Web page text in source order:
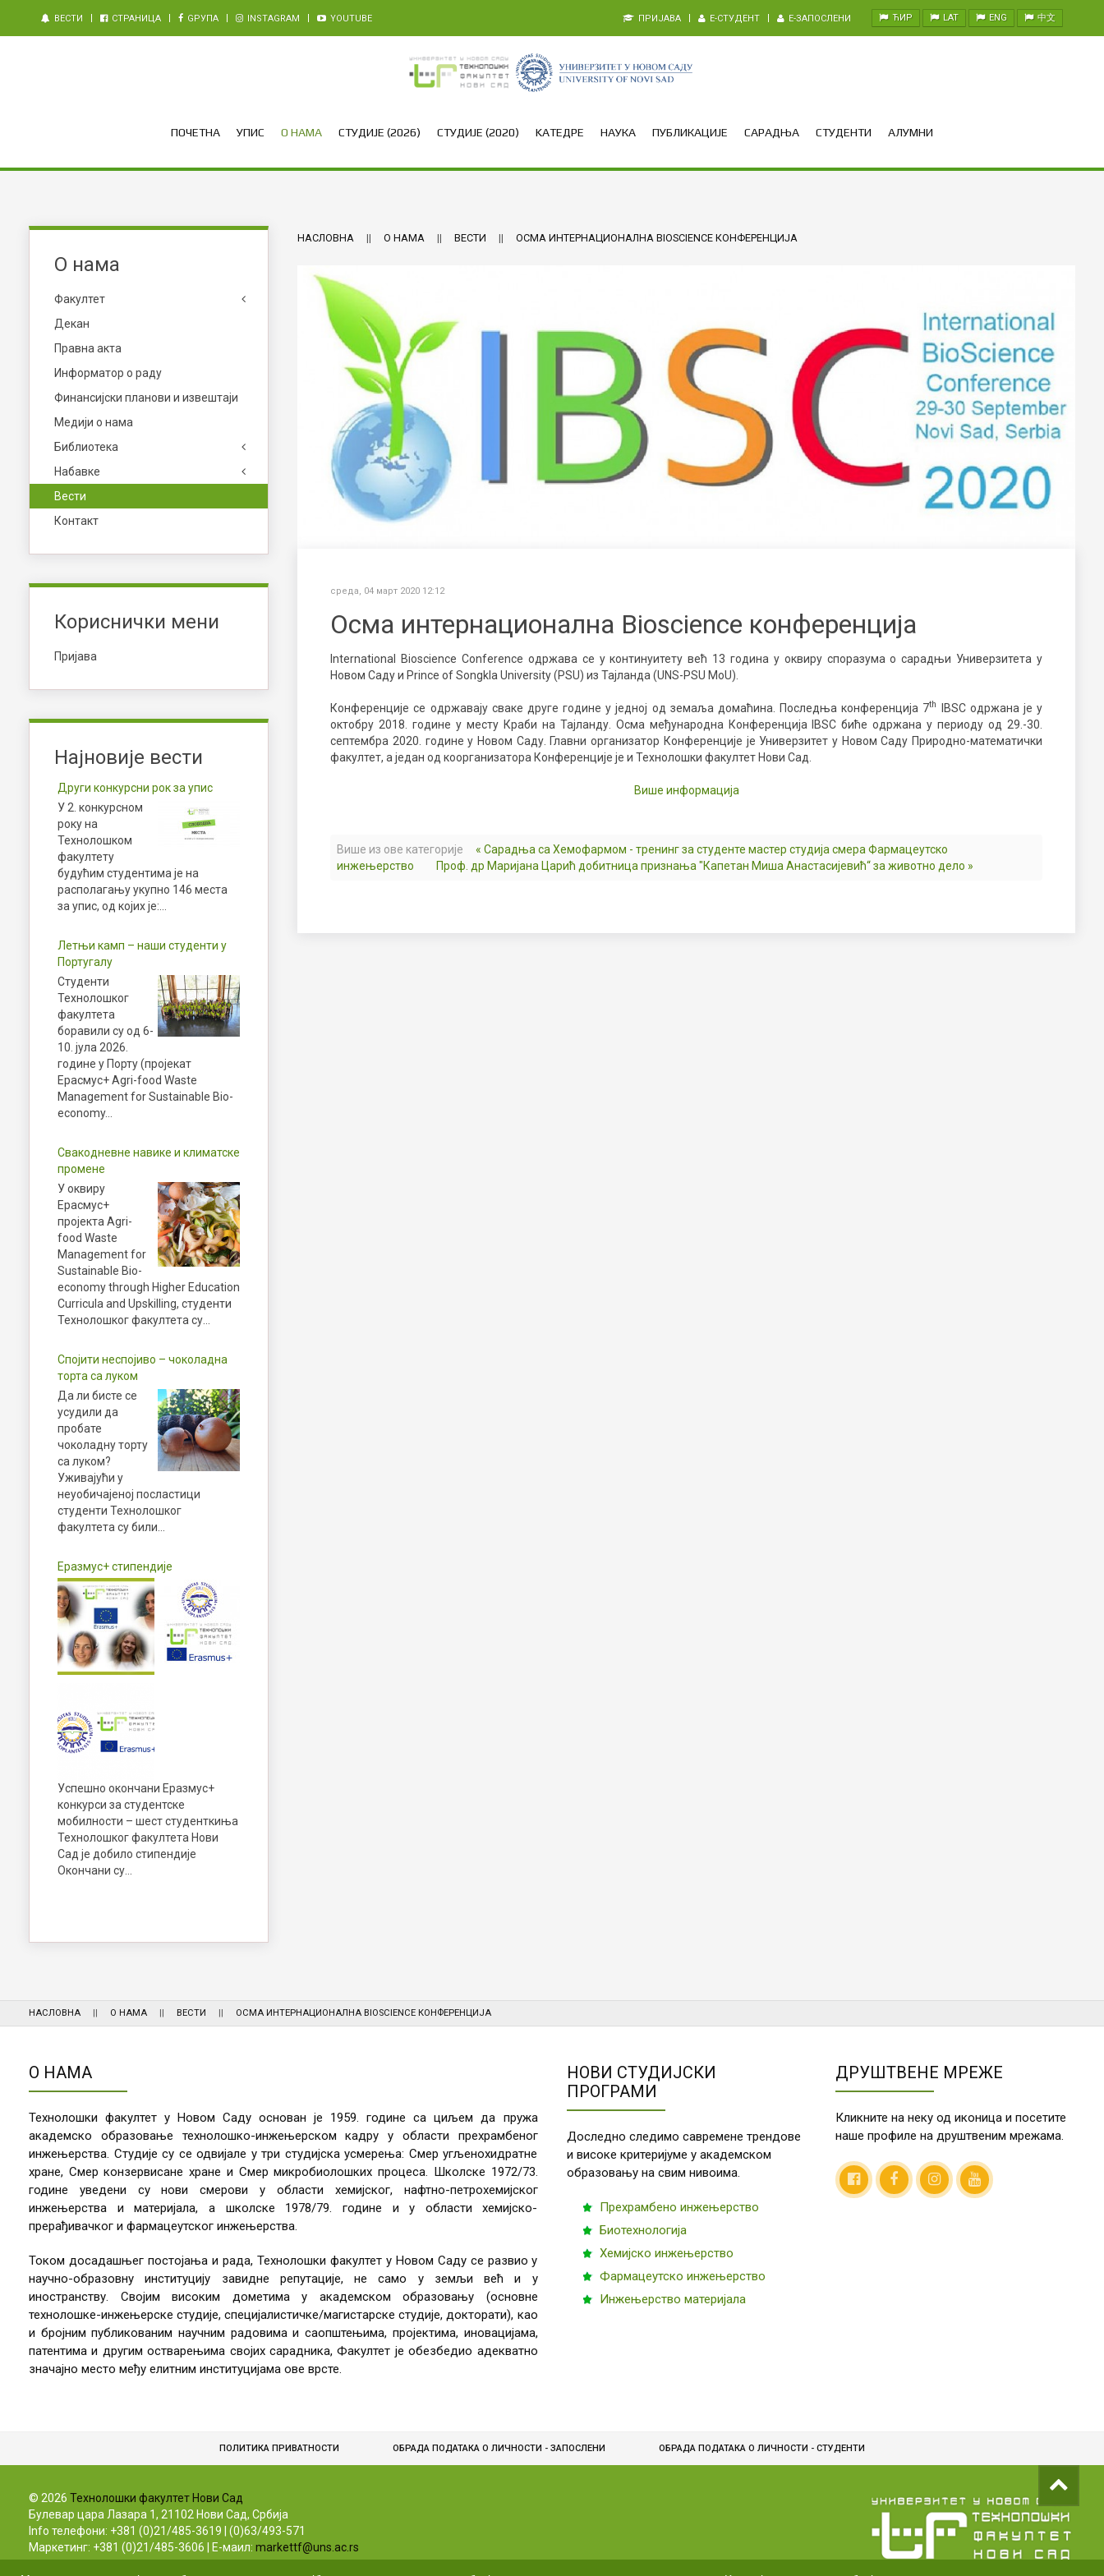
ВЕСТИ СТРАНИЦА GРУПА INSTAGRAM YOUTUBE ЋИР LAT ENG 中文
ПРИЈАВА E-СТУДЕНТ E-ЗАПОСЛЕНИ
ПОЧЕТНА УПИС О НАМА СТУДИЈЕ (2026) СТУДИЈЕ (2020) KАТЕДРЕ НАУКА ПУБЛИКАЦИЈЕ САРАДЊА СТУДЕНТИ АЛУМНИ
НАСЛОВНА О НАМА ВЕСТИ ОСМА ИНТЕРНАЦИОНАЛНА BIOSCIENCE КОНФЕРЕНЦИЈА
среда, 04 март 2020 12:12
Осма интернационална Bioscience конференција
International Bioscience Conference одржава се у континуитету већ 13 година у оквиру споразума о сарадњи Универзитета у
Новом Саду и Prince of Songkla University (PSU) из Тајланда (UNS-PSU MoU).
Конференције се одржавају сваке друге године у једној од земаља домаћина. Последња конференција 7th IBSC одржана је у
октобру 2018. године у месту Краби на Тајланду. Осма међународна Конференција IBSC биће одржана у периоду од 29.-30.
септембра 2020. године у Новом Саду. Главни организатор Конференције је Универзитет у Новом Саду Природно-математички
факултет, а један од коорганизатора Конференције је и Технолошки факултет Нови Сад.
Више информација
Више из ове категорије
« Сарадња са Хемофармом - тренинг за студенте мастер студија смера Фармацеутско
инжењерство
Проф. др Маријана Царић добитница признања "Капетан Миша Анастасијевић“ за животно дело »
О нама
Факултет
Декан
Правна акта
Информатор о раду
Финансијски планови и извештаји
Медији о нама
Библиотека
Набавке
Вести
Контакт
Кориснички мени
Пријава
Најновије вести
Други конкурсни рок за упис
У 2. конкурсном
року на
Технолошком
факултету
будућим студентима је на
располагању укупно 146 места
за упис, од којих је:…
Летњи камп – наши студенти у
Португалу
Студенти
Технолошког
факултета
боравили су од 6-
10. јула 2026.
године у Порту (пројекат
Ерасмус+ Agri-food Waste
Management for Sustainable Bio-
economy…
Свакодневне навике и климатске
промене
У оквиру
Ерасмус+
пројекта Agri-
food Waste
Management for
Sustainable Bio-
economy through Higher Education
Curricula and Upskilling, студенти
Технолошког факултета су…
Спојити неспојиво – чоколадна
торта са луком
Да ли бисте се
усудили да
пробате
чоколадну торту
са луком?
Уживајући у
неуобичајеној посластици
студенти Технолошког
факултета су били…
Еразмус+ стипендије
Успешно окончани Еразмус+
конкурси за студентске
мобилности – шест студенткиња
Технолошког факултета Нови
Сад је добило стипендије
Окончани су…
НАСЛОВНА О НАМА ВЕСТИ ОСМА ИНТЕРНАЦИОНАЛНА BIOSCIENCE КОНФЕРЕНЦИЈА
О НАМА
Технолошки факултет у Новом Саду основан је 1959. године са циљем да пружа
академско образовање технолошко-инжењерском кадру у области прехрамбеног
инжењерства. Студије су се одвијале у три студијска усмерења: Смер угљенохидратне
хране, Смер конзервисане хране и Смер микробиолошких процеса. Школске 1972/73.
године уведени су нови смерови у области хемијског, нафтно-петрохемијског
инжењерства и материјала, а школске 1978/79. године и у области хемијско-
прерађивачког и фармацеутског инжењерства.
Током досадашњег постојања и рада, Технолошки факултет у Новом Саду се развио у
научно-образовну институцију завидне репутације, не само у земљи већ и у
иностранству. Својим високим дометима у академском образовању (основне
технолошке-инжењерске студије, специјалистичке/магистарске студије, докторати), као
и бројним публикованим научним радовима и саопштењима, пројектима, иновацијама,
патентима и другим остварењима својих сарадника, Факултет је обезбедио адекватно
значајно место међу елитним институцијама ове врсте.
НОВИ СТУДИЈСКИ
ПРОГРАМИ
Доследно следимо савремене трендове
и високе критеријуме у академском
образовању на свим нивоима.
Прехрамбено инжењерство
Биотехнологија
Хемијско инжењерство
Фармацеутско инжењерство
Инжењерство материјала
ДРУШТВЕНЕ МРЕЖЕ
Кликните на неку од иконица и посетите
наше профиле на друштвеним мрежама.
ПОЛИТИКА ПРИВАТНОСТИ ОБРАДА ПОДАТАКА О ЛИЧНОСТИ - ЗАПОСЛЕНИ ОБРАДA ПОДАТАКА О ЛИЧНОСТИ - СТУДЕНТИ
© 2026 Технолошки факултет Нови Сад
Булевар цара Лазара 1, 21102 Нови Сад, Србија
Info телефони: +381 (0)21/485-3619 | (0)63/493-571
Маркетинг: +381 (0)21/485-3606 | Е-маил: markettf@uns.ac.rs